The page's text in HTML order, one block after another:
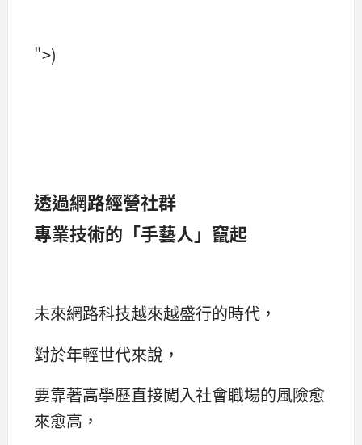
">)
透過網路經營社群
專業技術的「手藝人」竄起
未來網路科技越來越盛行的時代，
對於年輕世代來說，
要靠著高學歷直接闖入社會職場的風險愈
來愈高，